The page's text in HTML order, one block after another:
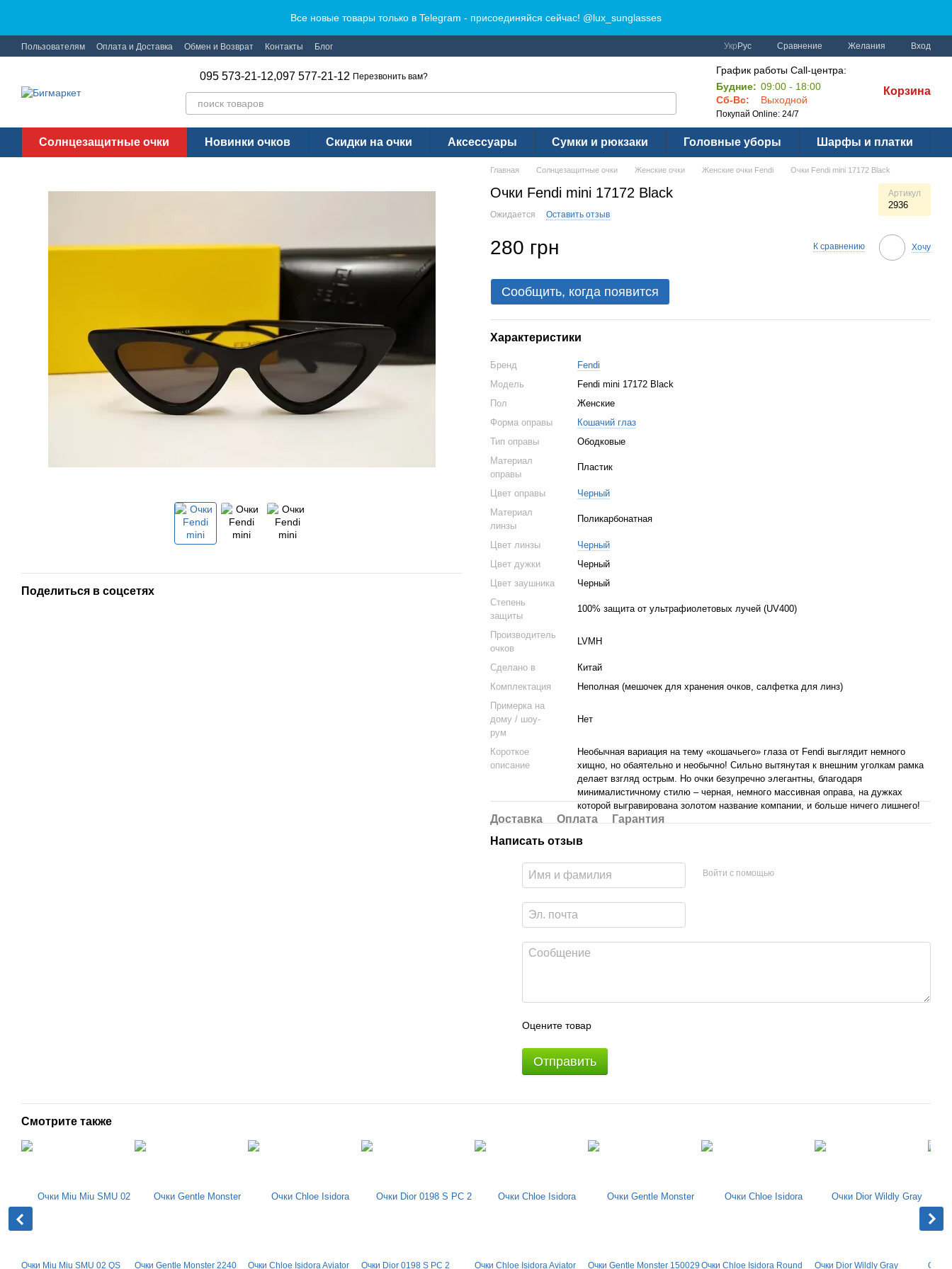
Все новые товары только в Telegram - присоединяйся сейчас! @lux_sunglasses
Пользователям Оплата и Доставка Обмен и Возврат Контакты Блог Укр Рус Сравнение Желания Вход
095 573-21-12,097 577-21-12 Перезвонить вам?
График работы Call-центра:
Будние: 09:00 - 18:00
Сб-Вс:
Выходной
Покупай Online: 24/7
Корзина
Солнцезащитные очки Новинки очков Скидки на очки Аксессуары Сумки и рюкзаки Головные уборы Шарфы и платки
Поделиться в соцсетях
Главная Солнцезащитные очки Женские очки Женские очки Fendi Очки Fendi mini 17172 Black
Очки Fendi mini 17172 Black Артикул
2936
Ожидается Оставить отзыв
280 грн К сравнению Хочу
Сообщить, когда появится
Характеристики
Бренд
Fendi
Модель
Fendi mini 17172 Black
Пол
Женские
Форма оправы
Кошачий глаз
Тип оправы
Ободковые
Материал
оправы
Пластик
Цвет оправы
Черный
Материал
линзы
Поликарбонатная
Цвет линзы
Черный
Цвет дужки
Черный
Цвет заушника
Черный
Степень
защиты
100% защита от ультрафиолетовых лучей (UV400)
Производитель
очков
LVMH
Cделано в
Китай
Комплектация
Неполная (мешочек для хранения очков, салфетка для линз)
Примерка на
дому / шоу-
рум
Нет
Короткое
описание
Необычная вариация на тему «кошачьего» глаза от Fendi выглядит немного
хищно, но обаятельно и необычно! Сильно вытянутая к внешним уголкам рамка
делает взгляд острым. Но очки безупречно элегантны, благодаря
минималистичному стилю – черная, немного массивная оправа, на дужках
которой выгравирована золотом название компании, и больше ничего лишнего!
Доставка Оплата
Гарантия
Написать отзыв
Войти с помощью
Оцените товар
Отправить
Смотрите также
Очки Miu Miu SMU 02 QS Очки Gentle Monster 2240 Очки Chloe Isidora Aviator Очки Dior 0198 S PС 2 Очки Chloe Isidora Aviator Очки Gentle Monster 150029 Очки Chloe Isidora Round Очки Dior Wildly Gray Очки